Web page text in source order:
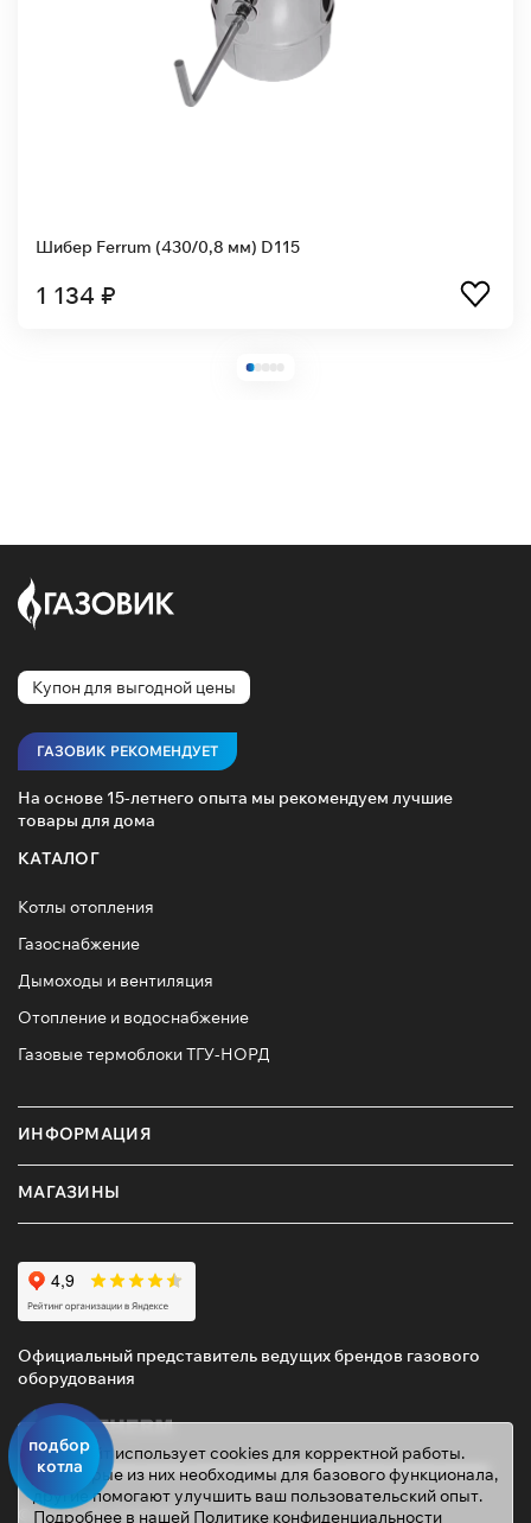
подбор
котла
Шибер Ferrum (430/0,8 мм) D115
1 134 ₽
Купон для выгодной цены
ГАЗОВИК РЕКОМЕНДУЕТ
На основе 15-летнего опыта мы рекомендуем лучшие
товары для дома
КАТАЛОГ
Котлы отопления
Газоснабжение
Дымоходы и вентиляция
Отопление и водоснабжение
Газовые термоблоки ТГУ-НОРД
ИНФОРМАЦИЯ
МАГАЗИНЫ
Официальный представитель ведущих брендов газового
оборудования
© 2026 ТД «ГАЗОВИК»
Этот сайт использует cookies для корректной работы.
Некоторые из них необходимы для базового функционала,
другие помогают улучшить ваш пользовательский опыт.
Подробнее в нашей Политике конфиденциальности